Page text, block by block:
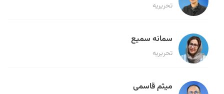
تحریریه
سمانه سمیع
تحریریه
میثم قاسمی